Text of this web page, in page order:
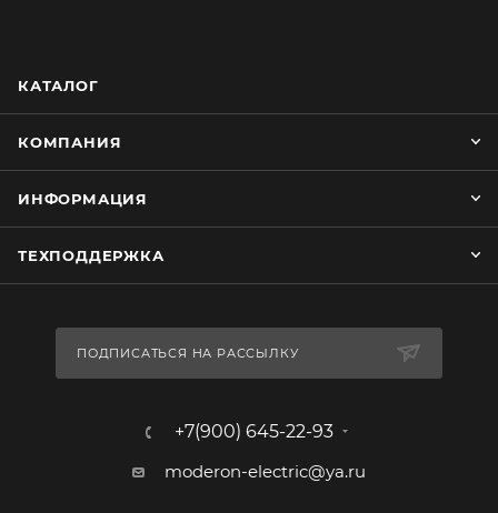
КАТАЛОГ
КОМПАНИЯ
ИНФОРМАЦИЯ
ТЕХПОДДЕРЖКА
ПОДПИСАТЬСЯ НА РАССЫЛКУ
+7(900) 645-22-93
moderon-electric@ya.ru